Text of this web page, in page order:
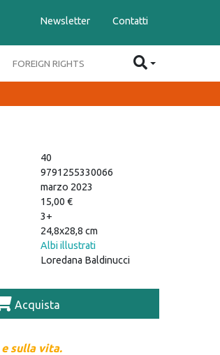
Newsletter Contatti
FOREIGN RIGHTS
40
9791255330066
marzo 2023
15,00 €
3+
24,8x28,8 cm
Albi illustrati
Loredana Baldinucci
Acquista
e sulla vita.